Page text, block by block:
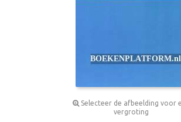
Selecteer de afbeelding voor
vergroting